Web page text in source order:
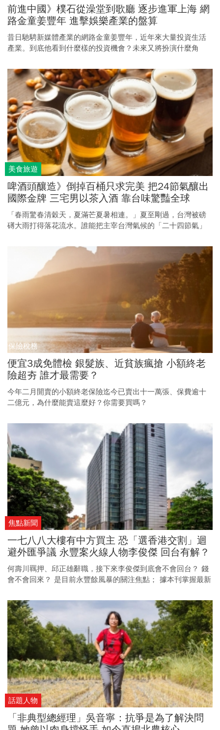
前進中國》樸石從澡堂到歌廳 逐步進軍上海 網
路金童姜豐年 進擊娛樂產業的盤算
昔日馳騁新媒體產業的網路金童姜豐年，近年來大量投資生活
產業。到底他看到什麼樣的投資機會？未來又將扮演什麼角
美食旅遊
啤酒頭釀造》倒掉百桶只求完美 把24節氣釀出
國際金牌 三宅男以茶入酒 靠台味驚豔全球
「春雨驚春清穀天，夏滿芒夏暑相連。」夏至剛過，台灣被磅
礡大雨打得落花流水。誰能把主宰台灣氣候的「二十四節氣」
法，融成帶有台灣獨特風味的啤酒？
保險稅務
便宜3成免體檢 銀髮族、近貧族瘋搶 小額終老
險超夯 誰才最需要？
今年二月開賣的小額終老保險迄今已賣出十一萬張、保費逾十
二億元，為什麼能賣這麼好？你需要買嗎？
焦點新聞
一七八八大樓有中方買主 恐「選香港交割」迴
避外匯爭議 永豐案火線人物李俊傑 回台有解？
何壽川羈押、邱正雄辭職，接下來李俊傑到底會不會回台？ 錢
會不會回來？ 是目前永豐餘風暴的關注焦點； 據本刊掌握最新
話題人物
「非典型總經理」吳音寧：抗爭是為了解決問